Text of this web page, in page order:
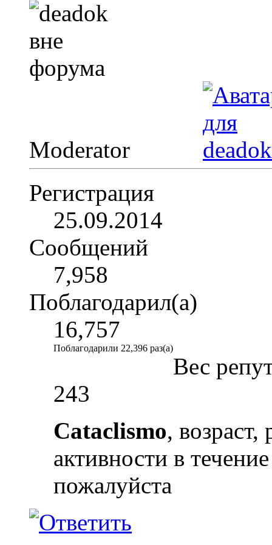
Moderator
Регистрация
25.09.2014
Сообщений
7,958
Поблагодарил(а)
16,757
Поблагодарили 22,396 раз(а)
Вес
243
Cataclismo, возраст,
активности в
пожалуйста